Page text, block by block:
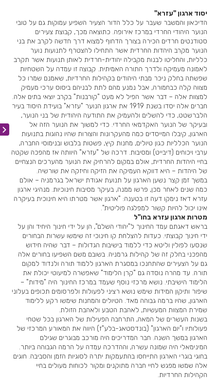
יסוד ארגון "עזרא"
הדיכאון והמשבר שעבר על כלל הדור הצעיר השפיע עמוקות גם על טובי
הנוער היהודי החרדי במרכז אירופה. כתוצאה מכך, קבוצת צעירים
סטודנטים חרדים הכירה בצורך הדחוף למצוא דרך חדשה לקרב את בני
הנוער מקרב היהדות החרדית אשר התחילו להצטרף לתנועות נוער
כלליות, והחליטו לבנות מקבילה יהודית-חרדית לאותן תנועות אשר תקרב
לאמונה מעמיקה ולדרך התורה האמיתית. קבוצה זו עמדה על השטחיות
שפשתה בחלק ניכר מבתי היהודים בקהילות החרדיות, שאמנם שמרו כל
מצווה קלה כבחמורה, אבל נמנע מהם לתת לבניהם ביסוס ערכי מעמיק
למצוות אלה – דבר אשר הפיל לא מעט "קורבנות" בקרב יוצאי בתים אלה.
חברים אלה יסדו בשנת 1919 את ארגון הנוער "עזרא" בועידת היסוד בעיר
הלברשטט, כדי להשלים ולהעמיק את התודעה היהודית של בני הנוער,
ובעיקר של הנוער האקדמאי החרדי. כדי למשוך את הנוער הזה אל
הארגון, קיבלו המייסדים כמה מהעקרונות והצורות שהיו נהוגות בתנועות
הנוער הכלליות כגון טיולים, מחנות קיץ, פשטות בלבוש ובנימוסי החברה,
ערבי ויכוחים (דיבייט) ומסיבות. דרכה של "עזרא" היוותה אז מהפכה שקטה
בחיי היהדות החרדית, אולם במקום להרחיק את הנוער מהערכים הנצחיים
של היהדות – היא דווקא העמיקה את הזיקה וחיזקה את שורשיה.
במשך זמן קצר נשען הארגון על תנועת אגודת ישראל בגרמניה – אולם
כמה שנים לאחר מכן, פרשו ממנה, בעיקר מסיבות חינוכיות. מנהיגי ארגון
עזרא דאז נימקו דעה זו בטענה: "ארגון אשר מטרתו היא חינוכית בעיקרה
אינו יכול להיות קשור למפלגה פוליטית".
מטרות ארגון עזרא בחו"ל
בראש דאגתם עמד החינוך ל"יהודי השלם", הן על ידי חינוך היחיד והן על
ידי חינוך קבוצתי. כעדות להצלחת קו חינוכי זה שימשו עשרות הבחורים
שנסעו לפולין וליטא כדי ללמוד בישיבות הגדולות – דבר שהיה חידוש
מהפכני בחלק זה של קהילות גרמניה. בשובם משם השפיעו בחורים אלה
גם על הצעירים שהתחנכו במסגרת הארגון ללמוד תורה ולנדוד למקום
תורה. עד מהרה נוסדה גם "קרן הלימוד" שאפשרה למיעוטי יכולת את
הלימוד הישיבתי. נושא מרכזי נוסף שעמד במרכז החינוך היה "מידות" –
שיפור ותיקון המידות שימש נושא רציני לפעולות ולפרסומים תכופים בעלוני
הארגון, שהיו ברמה גבוהה מאד. הטיולים והמחנות שימשו רקע ללימוד
שמירת המצוות המעשיות, לאהבת הטבע ולאהבת הזולת.
בשנות העשרים של המאה, התרחבה הפעילות של הארגון בכל שטחי
פעולותיו ו"יום הארגון" (בונדסטאג-בלע"ז) היווה את המאורע המרכזי של
הארגון במשך השנה. חבר המדריכים היה מורכב מבוגרים שגילם
המינימאלי היה שמונה עשרה, וההדרכה עמדה על הרמה הגבוהה ביותר.
בחוגי בוגרי הארגון התייחסו בהתעמקות יתרה לסוגיות הזמן והסביבה. חוגים
אלה שמשו מפגש לחיי חברה מתוקנים ומקור לכוחות מעולים בחיי
הקהילות החרדיות.